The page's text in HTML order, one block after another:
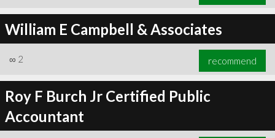
William E Campbell & Associates
∞ 2 recommend
Roy F Burch Jr Certified Public
Accountant